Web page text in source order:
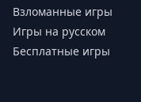
Взломанные игры
Игры на русском
Бесплатные игры